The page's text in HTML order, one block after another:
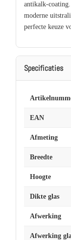
antikalk-
moderne
perfecte keuze
Specificaties
EAN
Afmeting
Breedte
Hoogte
Dikte glas
Afwerking
Afwerking